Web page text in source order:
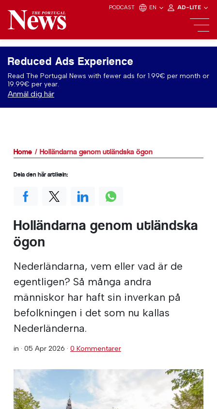
PODCAST EN AD-LITE
Reduced Ads Experience
Read The Portugal News with fewer ads for 1.99€ per month or
19.99€ per year.
Anmäl dig här
Home Holländarna genom utländska ögon
Holländarna genom utländska
ögon
Nederländarna, vem eller vad är de
egentligen? Så många andra
människor har haft sin inverkan på
befolkningen i det som nu kallas
Nederländerna.
in · 05 Apr 2026 · 0 Kommentarer
Dela den här artikeln: